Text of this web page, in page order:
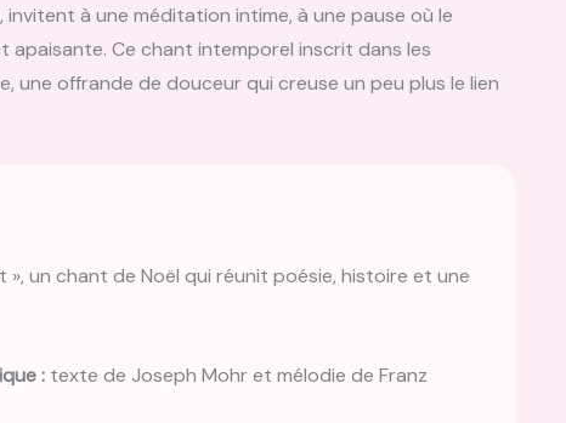
à une méditation intime, à une pause où le
apaisante. Ce chant intemporel inscrit dans les
une offrande de douceur qui creuse un peu plus le lien
un chant de Noël qui réunit poésie, histoire et une
: texte de Joseph Mohr et mélodie de Franz